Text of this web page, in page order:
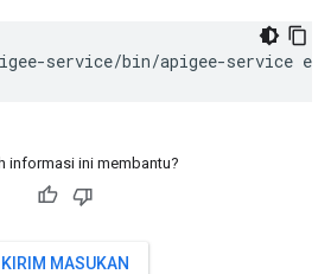
service/bin/apigee-service
informasi ini membantu?
KIRIM MASUKAN